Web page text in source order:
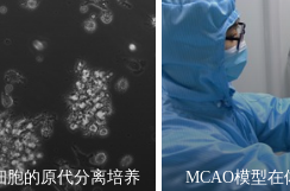
胞的原代分离培养 MCAO模型在